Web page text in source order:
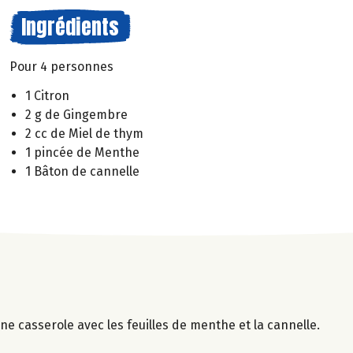
Ingrédients
Pour 4 personnes
1 Citron
2 g de Gingembre
2 cc de Miel de thym
1 pincée de Menthe
1 Bâton de cannelle
casserole avec les feuilles de menthe et la cannelle.